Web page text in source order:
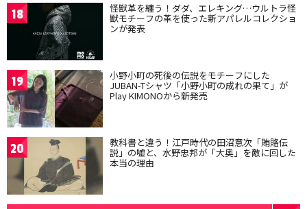
18 怪獣革を纏う！ダダ、エレキング…ウルトラ怪
獣モチーフの革を使った新アパレルコレクショ
ンが発表
19 小野小町の死後の伝説をモチーフにした
JUBAN-Tシャツ「小野小町の成れの果て」が
Play KIMONOから新発売
20 教科書と違う！江戸時代の田沼意次「賄賂伝
説」の嘘と、水野忠邦が「大奥」を敵に回した
本当の理由